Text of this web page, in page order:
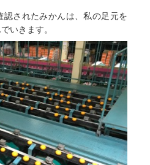
認されたみかんは、私の足元を
いきます。